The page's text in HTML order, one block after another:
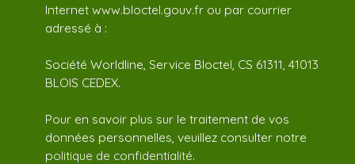
Internet www.bloctel.gouv.fr ou par courrier
adressé à :
Société Worldline, Service Bloctel, CS 61311, 41013
BLOIS CEDEX.
Pour en savoir plus sur le traitement de vos
données personnelles, veuillez consulter notre
politique de confidentialité.